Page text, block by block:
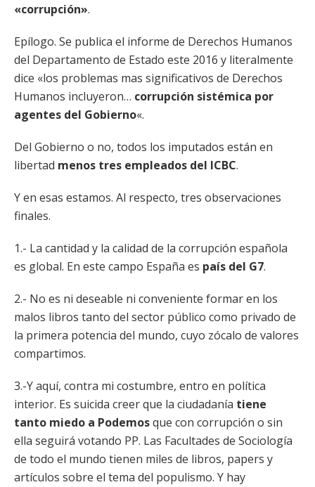
«corrupción».
Epílogo. Se publica el informe de Derechos Humanos
del Departamento de Estado este 2016 y literalmente
dice «los problemas mas significativos de Derechos
Humanos incluyeron… corrupción sistémica por
agentes del Gobierno«.
Del Gobierno o no, todos los imputados están en
libertad menos tres empleados del ICBC.
Y en esas estamos. Al respecto, tres observaciones
finales.
1.- La cantidad y la calidad de la corrupción española
es global. En este campo España es país del G7.
2.- No es ni deseable ni conveniente formar en los
malos libros tanto del sector público como privado de
la primera potencia del mundo, cuyo zócalo de valores
compartimos.
3.-Y aquí, contra mi costumbre, entro en política
interior. Es suicida creer que la ciudadanía tiene
tanto miedo a Podemosque con corrupción o sin
ella seguirá votando PP. Las Facultades de Sociología
de todo el mundo tienen miles de libros, papers y
artículos sobre el tema del populismo. Y hay